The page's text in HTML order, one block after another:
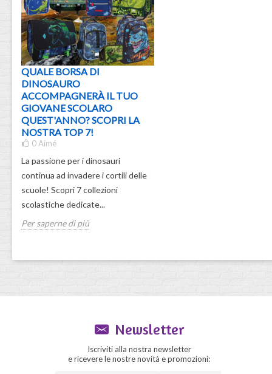
QUALE BORSA DI
DINOSAURO
ACCOMPAGNERÀ IL TUO
GIOVANE SCOLARO
QUEST'ANNO? SCOPRI LA
NOSTRA TOP 7!
0Aimé
La passione per i dinosauri
continua ad invadere i cortili delle
scuole! Scopri 7 collezioni
scolastiche dedicate...
Per saperne di più
Newsletter
Iscriviti alla nostra newsletter
e ricevere le nostre novità e promozioni: